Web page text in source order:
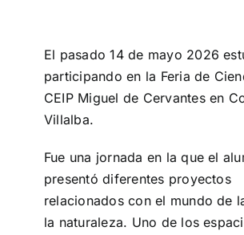
El pasado 14 de mayo 2026
participando en la Feria de
CEIP Miguel de Cervantes en
Villalba.
Fue una jornada en la que el
presentó diferentes proyectos
relacionados con el mundo de
la naturaleza. Uno de los